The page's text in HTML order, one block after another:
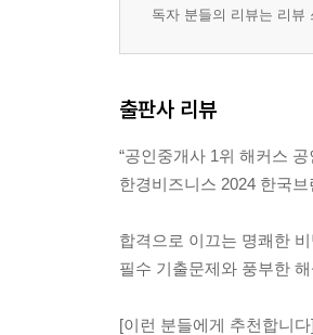
독자 분들의 리뷰는 리뷰
출판사 리뷰
“공인중개사 1위 해커스 공
한경비즈니스 2024 한국
합격으로 이끄는 명쾌한 비
필수 기출문제와 풍부한
[이런 분들에게 추천합니다]